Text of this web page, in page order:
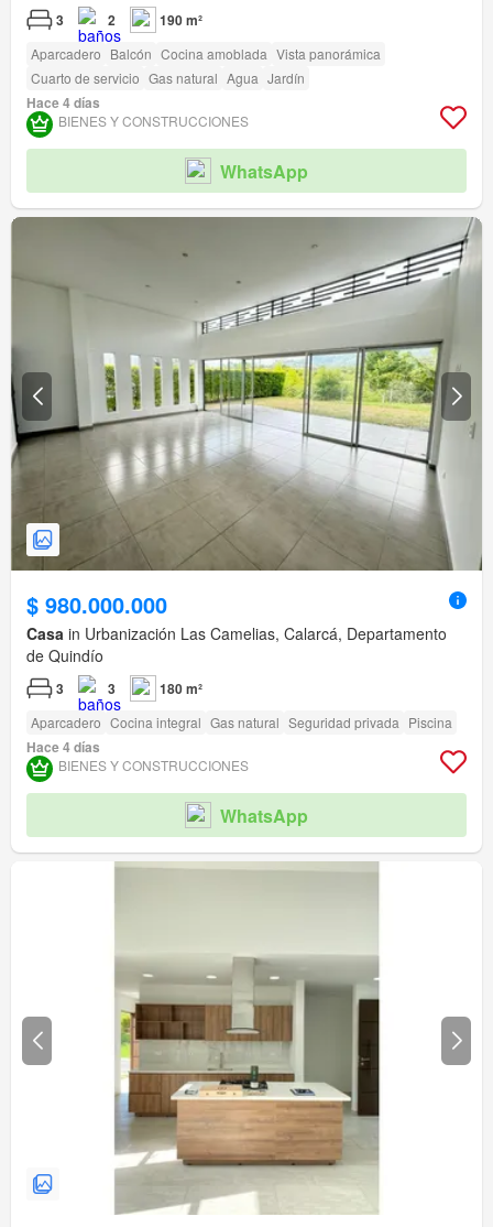
3 2 190 m²
Aparcadero Balcón Cocina amoblada Vista panorámica
Cuarto de servicio Gas natural Agua Jardín
Hace 4 días
BIENES Y CONSTRUCCIONES
WhatsApp
$ 980.000.000
Casa in Urbanización Las Camelias, Calarcá, Departamento
de Quindío
3 3 180 m²
Aparcadero Cocina integral Gas natural Seguridad privada Piscina
Hace 4 días
BIENES Y CONSTRUCCIONES
WhatsApp